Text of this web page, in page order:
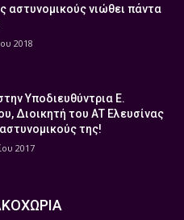
αστυνομικούς νιώθει πάντα
2018
Υποδιευθύντρια Ε.
Διοικητή του ΑΤ Ελευσίνας
της!
2017